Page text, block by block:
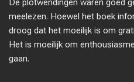
De plotwendingen waren goed
meelezen. Hoewel het boek
droog dat het moeilijk is om
Het is moeilijk om
gaan.